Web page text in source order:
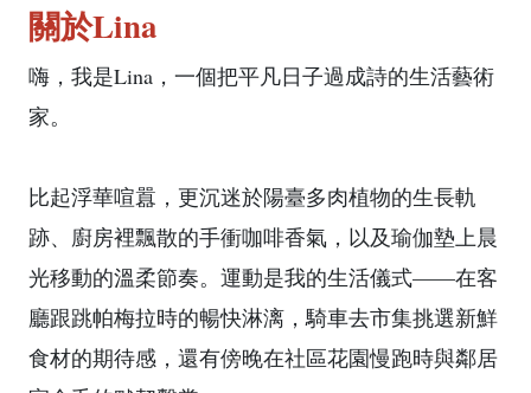
關於Lina
嗨，我是Lina，一個把平凡日子過成詩的生活藝術
家。
比起浮華喧囂，更沉迷於陽臺多肉植物的生長軌
跡、廚房裡飄散的手衝咖啡香氣，以及瑜伽墊上晨
光移動的溫柔節奏。運動是我的生活儀式——在客
廳跟跳帕梅拉時的暢快淋漓，騎車去市集挑選新鮮
食材的期待感，還有傍晚在社區花園慢跑時與鄰居